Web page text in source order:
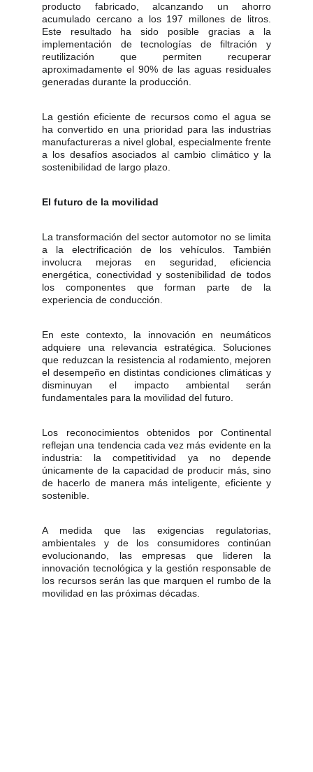
producto fabricado, alcanzando un ahorro
acumulado cercano a los 197 millones de litros.
Este resultado ha sido posible gracias a la
implementación de tecnologías de filtración y
reutilización que permiten recuperar
aproximadamente el 90% de las aguas residuales
generadas durante la producción.
La gestión eficiente de recursos como el agua se
ha convertido en una prioridad para las industrias
manufactureras a nivel global, especialmente frente
a los desafíos asociados al cambio climático y la
sostenibilidad de largo plazo.
El futuro de la movilidad
La transformación del sector automotor no se limita
a la electrificación de los vehículos. También
involucra mejoras en seguridad, eficiencia
energética, conectividad y sostenibilidad de todos
los componentes que forman parte de la
experiencia de conducción.
En este contexto, la innovación en neumáticos
adquiere una relevancia estratégica. Soluciones
que reduzcan la resistencia al rodamiento, mejoren
el desempeño en distintas condiciones climáticas y
disminuyan el impacto ambiental serán
fundamentales para la movilidad del futuro.
Los reconocimientos obtenidos por Continental
reflejan una tendencia cada vez más evidente en la
industria: la competitividad ya no depende
únicamente de la capacidad de producir más, sino
de hacerlo de manera más inteligente, eficiente y
sostenible.
A medida que las exigencias regulatorias,
ambientales y de los consumidores continúan
evolucionando, las empresas que lideren la
innovación tecnológica y la gestión responsable de
los recursos serán las que marquen el rumbo de la
movilidad en las próximas décadas.